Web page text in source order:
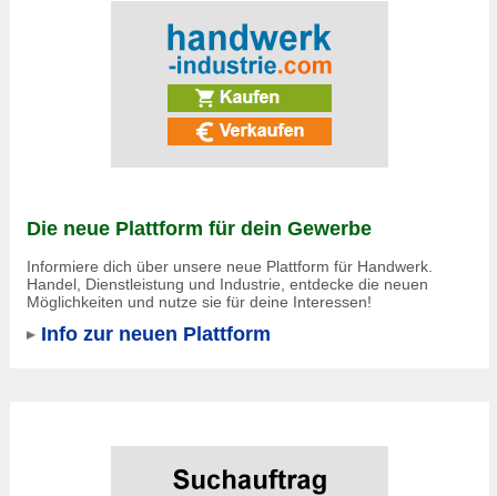
Die neue Plattform für dein Gewerbe
Informiere dich über unsere neue Plattform für Handwerk.
Handel, Dienstleistung und Industrie, entdecke die neuen
Möglichkeiten und nutze sie für deine Interessen!
Info zur neuen Plattform